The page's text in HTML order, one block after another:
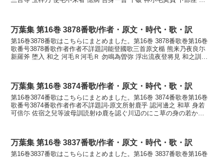
万葉集 第16巻 3878番歌/作者・原文・時代・歌・訳
第16巻3878番歌はこちらにまとめました。第16巻 3878番歌巻第16巻
歌番号3878番歌作者作者不詳題詞能登國歌三首原文楯 熊来乃夜良尓
新羅斧 堕入 和之 河毛Ｒ河毛Ｒ 勿鳴為曽弥 浮出流夜登将見 和之訓読
万葉集 第16巻 3874番歌/作者・原文・時代・歌・訳
第16巻3874番歌はこちらにまとめました。第16巻 3874番歌巻第16巻
歌番号3874番歌作者作者不詳題詞-原文所射鹿乎 認河邊之 和草 身若
可倍尓 佐宿之兒等波母訓読射ゆ鹿を認ぐ川辺のにこ草の身の若かへ
万葉集 第16巻 3837番歌/作者・原文・時代・歌・訳
第16巻3837番歌はこちらにまとめました。第16巻 3837番歌巻第16巻